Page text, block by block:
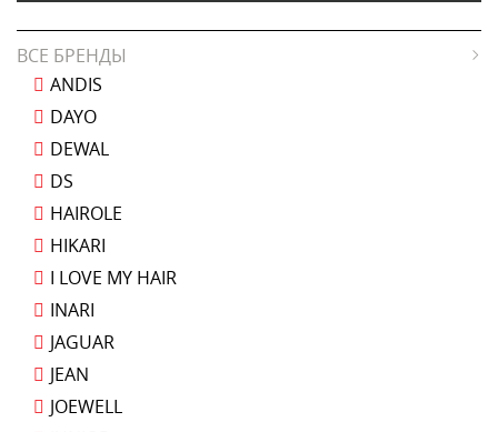
ВСЕ БРЕНДЫ
ANDIS
DAYO
DEWAL
DS
HAIROLE
HIKARI
I LOVE MY HAIR
INARI
JAGUAR
JEAN
JOEWELL